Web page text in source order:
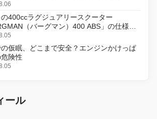
400ccラグジュアリースクーター
（バーグマン）400 ABS」の仕様を
8月18日に発売
仮眠、どこまで安全？エンジンかけっぱ
険性
ール